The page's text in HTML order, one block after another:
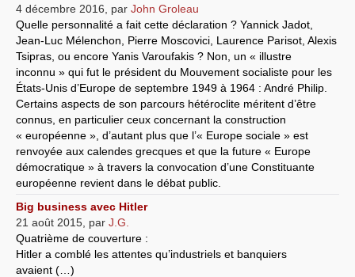
4 décembre 2016
par John Groleau
Quelle personnalité a fait cette déclaration ? Yannick Jadot,
Jean-Luc Mélenchon, Pierre Moscovici, Laurence Parisot, Alexis
Tsipras, ou encore Yanis Varoufakis ? Non, un « illustre
inconnu » qui fut le président du Mouvement socialiste pour les
États-Unis d’Europe de septembre 1949 à 1964 : André Philip.
Certains aspects de son parcours hétéroclite méritent d’être
connus, en particulier ceux concernant la construction
« européenne », d’autant plus que l’« Europe sociale » est
renvoyée aux calendes grecques et que la future « Europe
démocratique » à travers la convocation d’une Constituante
européenne revient dans le débat public.
Big business avec Hitler
21 août 2015 par J.G.
Quatrième de couverture :
Hitler a comblé les attentes qu’industriels et banquiers
avaient (…)